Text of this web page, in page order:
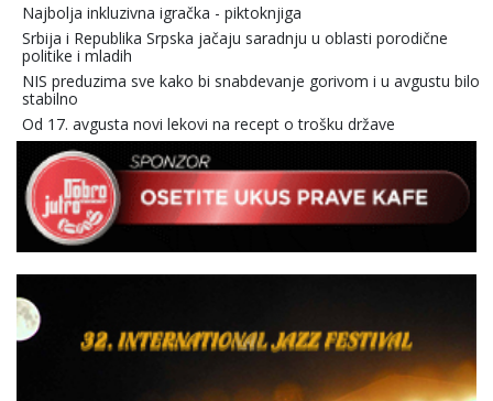
Najbolja inkluzivna igračka - piktoknjiga
Srbija i Republika Srpska jačaju saradnju u oblasti porodične
politike i mladih
NIS preduzima sve kako bi snabdevanje gorivom i u avgustu bilo
stabilno
Od 17. avgusta novi lekovi na recept o trošku države